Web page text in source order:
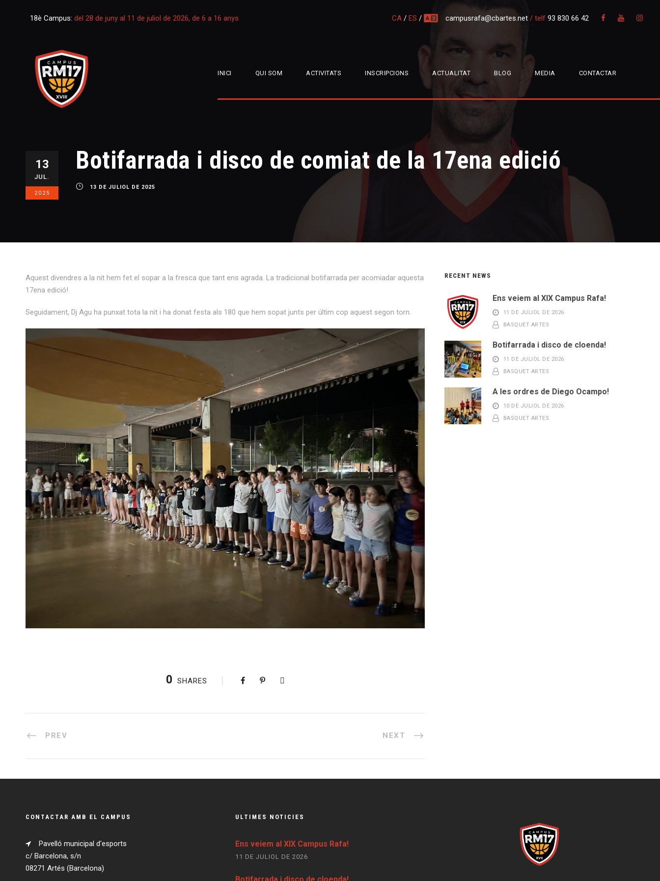
18è Campus: del 28 de juny al 11 de juliol de 2026, de 6 a 16 anys CA / ES / multi campusrafa@cbartes.net / telf 93 830 66 42
INICI QUI SOM ACTIVITATS INSCRIPCIONS ACTUALITAT BLOG MEDIA CONTACTAR
13
JUL.
2025
Botifarrada i disco de comiat de la 17ena edició
13 DE JULIOL DE 2025
Aquest divendres a la nit hem fet el sopar a la fresca que tant ens agrada. La tradicional botifarrada per acomiadar aquesta
17ena edició!
Seguidament, Dj Agu ha punxat tota la nit i ha donat festa als 180 que hem sopat junts per últim cop aquest segon torn.
0 SHARES
PREV NEXT
RECENT NEWS
Ens veiem al XIX Campus Rafa!
11 DE JULIOL DE 2026
BASQUET ARTES
Botifarrada i disco de cloenda!
11 DE JULIOL DE 2026
BASQUET ARTES
A les ordres de Diego Ocampo!
10 DE JULIOL DE 2026
BASQUET ARTES
CONTACTAR AMB EL CAMPUS
Pavelló municipal d'esports
c/ Barcelona, s/n
08271 Artés (Barcelona)
ULTIMES NOTICIES
Ens veiem al XIX Campus Rafa!
11 DE JULIOL DE 2026
Botifarrada i disco de cloenda!